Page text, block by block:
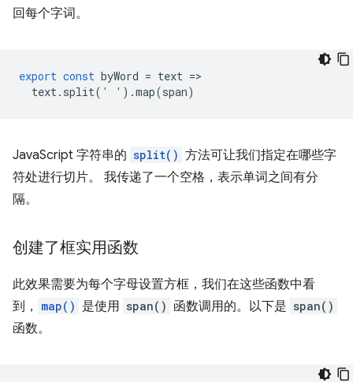
回每个字词。
export const byWord = text =
text. split( ' ' ).map(span)
JavaScript 字符串的 split() 方法可让我们指定在哪些字
符处进行切片。 我传递了一个空格，表示单词之间有分
隔。
创建了框实用函数
此效果需要为每个字母设置方框，我们在这些函数中看
到，
map() 是使用 span() 函数调用的。以下是 span()
函数。